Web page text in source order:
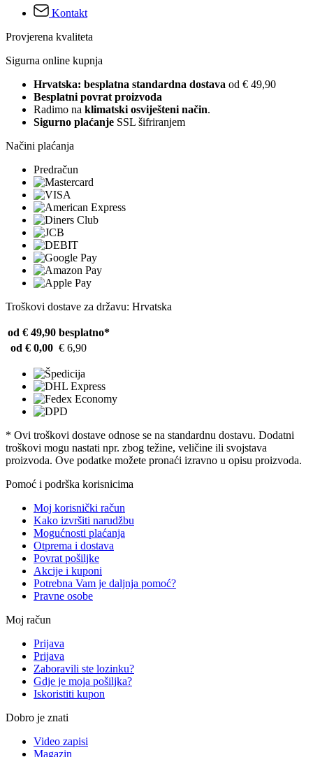
Kontakt
Provjerena kvaliteta
Sigurna online kupnja
Hrvatska: besplatna standardna dostava od € 49,90
Besplatni povrat proizvoda
Radimo na klimatski osviješteni način.
Sigurno plaćanje SSL šifriranjem
Načini plaćanja
Predračun
Troškovi dostave za državu: Hrvatska
od € 49,90 besplatno*
od € 0,00 € 6,90
* Ovi troškovi dostave odnose se na standardnu ​​dostavu. Dodatni
troškovi mogu nastati npr. zbog težine, veličine ili svojstava
proizvoda. Ove podatke možete pronaći izravno u opisu proizvoda.
Pomoć i podrška korisnicima
Moj korisnički račun
Kako izvršiti narudžbu
Mogućnosti plaćanja
Otprema i dostava
Povrat pošiljke
Akcije i kuponi
Potrebna Vam je daljnja pomoć?
Pravne osobe
Moj račun
Prijava
Prijava
Zaboravili ste lozinku?
Gdje je moja pošiljka?
Iskoristiti kupon
Dobro je znati
Video zapisi
Magazin